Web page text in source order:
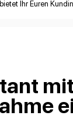
Ihr Euren